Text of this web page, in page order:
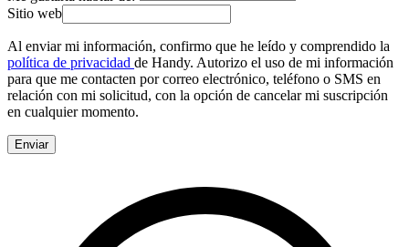
Sitio web
Al enviar mi información, confirmo que he leído y comprendido la
política de privacidad de Handy. Autorizo el uso de mi información
para que me contacten por correo electrónico, teléfono o SMS en
relación con mi solicitud, con la opción de cancelar mi suscripción
en cualquier momento.
Enviar